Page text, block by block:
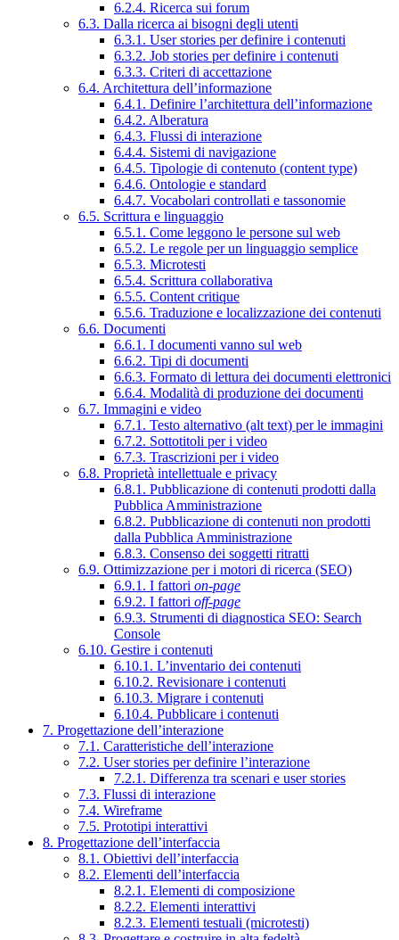
6.2.4. Ricerca sui forum
6.3. Dalla ricerca ai bisogni degli utenti
6.3.1. User stories per definire i contenuti
6.3.2. Job stories per definire i contenuti
6.3.3. Criteri di accettazione
6.4. Architettura dell’informazione
6.4.1. Definire l’architettura dell’informazione
6.4.2. Alberatura
6.4.3. Flussi di interazione
6.4.4. Sistemi di navigazione
6.4.5. Tipologie di contenuto (content type)
6.4.6. Ontologie e standard
6.4.7. Vocabolari controllati e tassonomie
6.5. Scrittura e linguaggio
6.5.1. Come leggono le persone sul web
6.5.2. Le regole per un linguaggio semplice
6.5.3. Microtesti
6.5.4. Scrittura collaborativa
6.5.5. Content critique
6.5.6. Traduzione e localizzazione dei contenuti
6.6. Documenti
6.6.1. I documenti vanno sul web
6.6.2. Tipi di documenti
6.6.3. Formato di lettura dei documenti elettronici
6.6.4. Modalità di produzione dei documenti
6.7. Immagini e video
6.7.1. Testo alternativo (alt text) per le immagini
6.7.2. Sottotitoli per i video
6.7.3. Trascrizioni per i video
6.8. Proprietà intellettuale e privacy
6.8.1. Pubblicazione di contenuti prodotti dalla
Pubblica Amministrazione
6.8.2. Pubblicazione di contenuti non prodotti
dalla Pubblica Amministrazione
6.8.3. Consenso dei soggetti ritratti
6.9. Ottimizzazione per i motori di ricerca (SEO)
6.9.1. I fattori on-page
6.9.2. I fattori off-page
6.9.3. Strumenti di diagnostica SEO: Search
Console
6.10. Gestire i contenuti
6.10.1. L’inventario dei contenuti
6.10.2. Revisionare i contenuti
6.10.3. Migrare i contenuti
6.10.4. Pubblicare i contenuti
7. Progettazione dell’interazione
7.1. Caratteristiche dell’interazione
7.2. User stories per definire l’interazione
7.2.1. Differenza tra scenari e user stories
7.3. Flussi di interazione
7.4. Wireframe
7.5. Prototipi interattivi
8. Progettazione dell’interfaccia
8.1. Obiettivi dell’interfaccia
8.2. Elementi dell’interfaccia
8.2.1. Elementi di composizione
8.2.2. Elementi interattivi
8.2.3. Elementi testuali (microtesti)